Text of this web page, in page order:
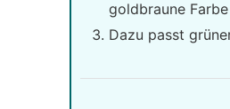
goldbraune
Dazu passt